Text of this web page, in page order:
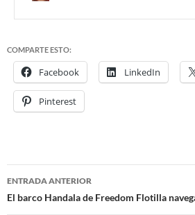
COMPARTE ESTO:
Facebook LinkedIn
Pinterest
Navegación
ENTRADA ANTERIOR
El barco Handala de Freedom Flotilla